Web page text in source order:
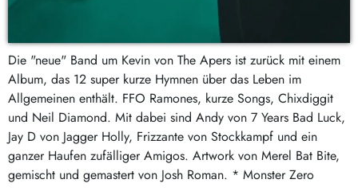
Die "neue" Band um Kevin von The Apers ist zurück mit einem
Album, das 12 super kurze Hymnen über das Leben im
Allgemeinen enthält. FFO Ramones, kurze Songs, Chixdiggit
und Neil Diamond. Mit dabei sind Andy von 7 Years Bad Luck,
Jay D von Jagger Holly, Frizzante von Stockkampf und ein
ganzer Haufen zufälliger Amigos. Artwork von Merel Bat Bite,
gemischt und gemastert von Josh Roman. * Monster Zero